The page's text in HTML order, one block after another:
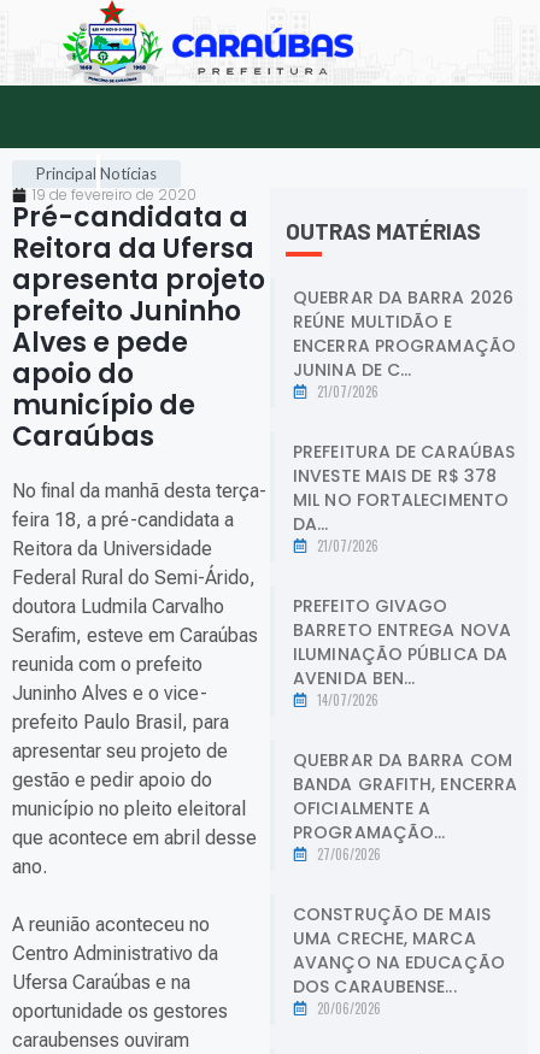
Principal Notícias
19 de fevereiro de 2020
Pré-candidata a
Reitora da Ufersa
apresenta projeto
prefeito Juninho
Alves e pede
apoio do
município de
Caraúbas
No final da manhã desta terça-
feira 18, a pré-candidata a
Reitora da Universidade
Federal Rural do Semi-Árido,
doutora Ludmila Carvalho
Serafim, esteve em Caraúbas
reunida com o prefeito
Juninho Alves e o vice-
prefeito Paulo Brasil, para
apresentar seu projeto de
gestão e pedir apoio do
município no pleito eleitoral
que acontece em abril desse
ano.
A reunião aconteceu no
Centro Administrativo da
Ufersa Caraúbas e na
oportunidade os gestores
caraubenses ouviram
OUTRAS MATÉRIAS
QUEBRAR DA BARRA 2026
REÚNE MULTIDÃO E
ENCERRA PROGRAMAÇÃO
JUNINA DE C...
21/07/2026
PREFEITURA DE CARAÚBAS
INVESTE MAIS DE R$ 378
MIL NO FORTALECIMENTO
DA...
21/07/2026
PREFEITO GIVAGO
BARRETO ENTREGA NOVA
ILUMINAÇÃO PÚBLICA DA
AVENIDA BEN...
14/07/2026
QUEBRAR DA BARRA COM
BANDA GRAFITH, ENCERRA
OFICIALMENTE A
PROGRAMAÇÃO...
27/06/2026
CONSTRUÇÃO DE MAIS
UMA CRECHE, MARCA
AVANÇO NA EDUCAÇÃO
DOS CARAUBENSE...
20/06/2026